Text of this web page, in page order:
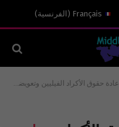
Français
( الفرنسية)
الأكراد الفيليين وتعويضهم وإنزال العقاب بقتلة أبنائهم